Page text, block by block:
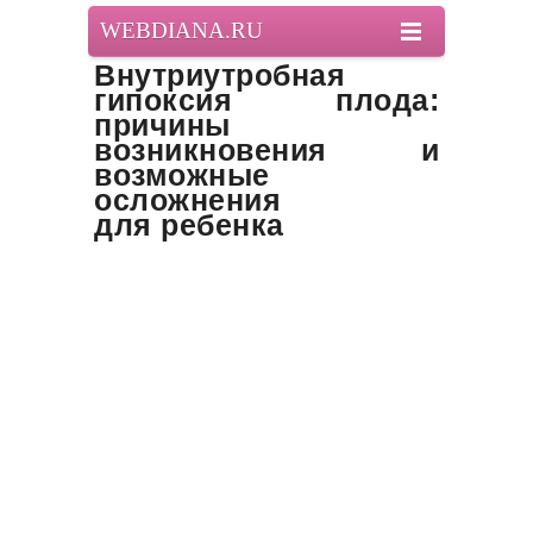
WEBDIANA.RU
Внутриутробная
гипоксия плода:
причины
возникновения и
возможные
осложнения
для ребенка